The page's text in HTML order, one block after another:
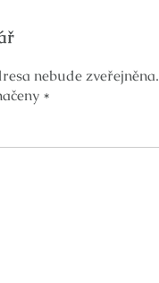
nebude zveřejněna.
*